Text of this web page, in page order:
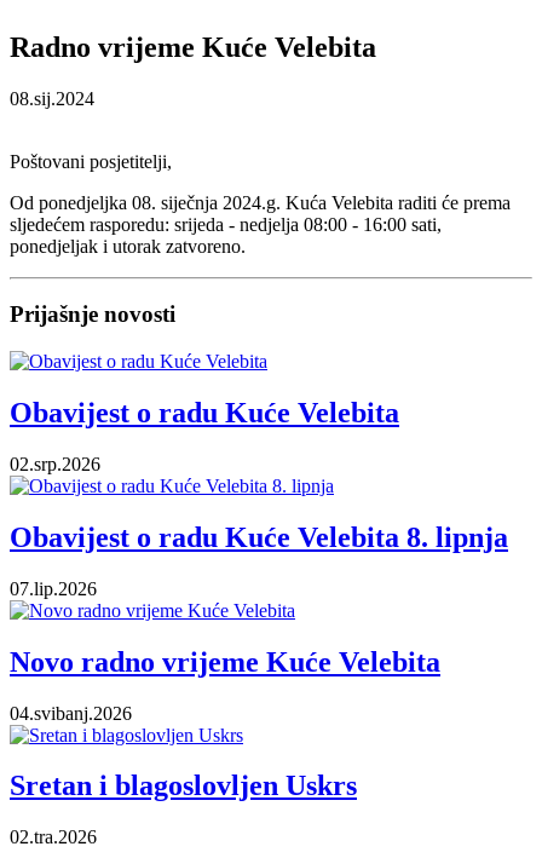
Radno vrijeme Kuće Velebita
08.sij.2024
Poštovani posjetitelji,
Od ponedjeljka 08. siječnja 2024.g. Kuća Velebita raditi će prema
sljedećem rasporedu: srijeda - nedjelja 08:00 - 16:00 sati,
ponedjeljak i utorak zatvoreno.
Prijašnje novosti
Obavijest o radu Kuće Velebita
02.srp.2026
Obavijest o radu Kuće Velebita 8. lipnja
07.lip.2026
Novo radno vrijeme Kuće Velebita
04.svibanj.2026
Sretan i blagoslovljen Uskrs
02.tra.2026